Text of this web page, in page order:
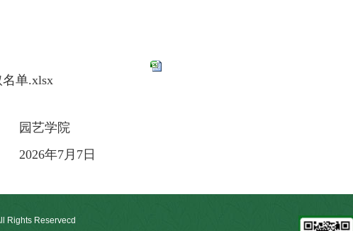
单.xlsx
7日
Rights Reservecd